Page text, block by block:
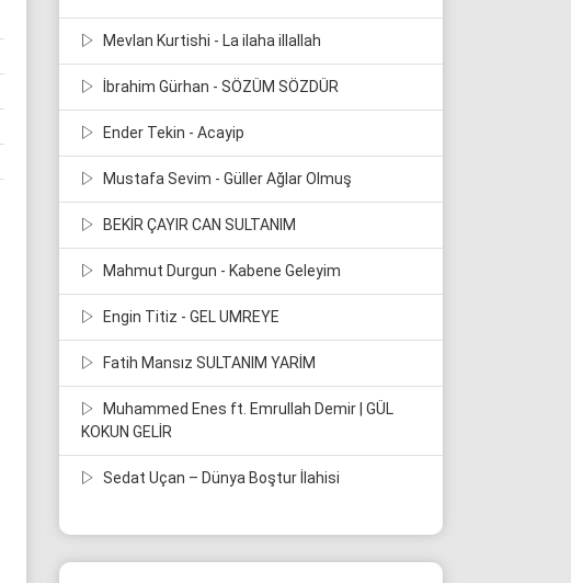
Mevlan Kurtishi - La ilaha illallah
İbrahim Gürhan - SÖZÜM SÖZDÜR
Ender Tekin - Acayip
Mustafa Sevim - Güller Ağlar Olmuş
BEKİR ÇAYIR CAN SULTANIM
Mahmut Durgun - Kabene Geleyim
Engin Titiz - GEL UMREYE
Fatih Mansız SULTANIM YARİM
Muhammed Enes ft. Emrullah Demir | GÜL
KOKUN GELİR
Sedat Uçan – Dünya Boştur İlahisi